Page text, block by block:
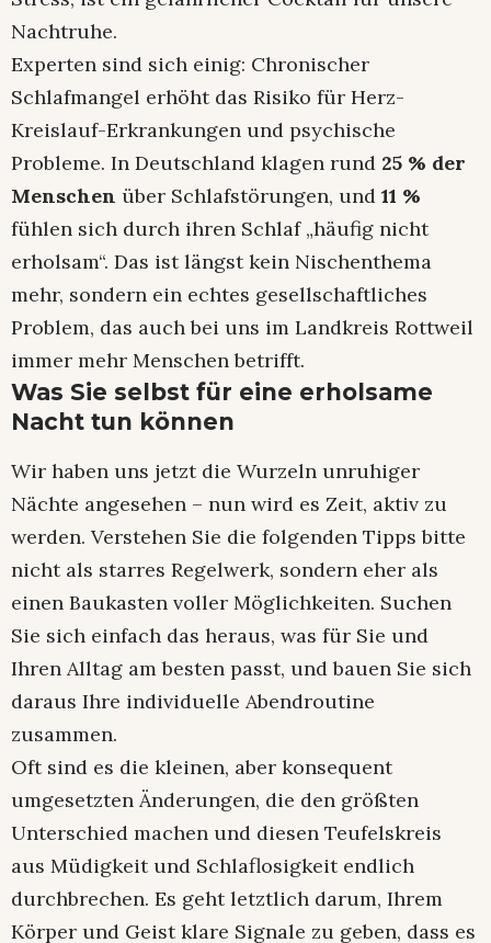
Nachtruhe.
Experten sind sich einig: Chronischer
Schlafmangel erhöht das Risiko für Herz-
Kreislauf-Erkrankungen und psychische
Probleme. In Deutschland klagen rund 25 % der
Menschen über Schlafstörungen, und 11 %
fühlen sich durch ihren Schlaf „häufig nicht
erholsam“. Das ist längst kein Nischenthema
mehr, sondern ein echtes gesellschaftliches
Problem, das auch bei uns im Landkreis Rottweil
immer mehr Menschen betrifft.
Was Sie selbst für eine erholsame
Nacht tun können
Wir haben uns jetzt die Wurzeln unruhiger
Nächte angesehen – nun wird es Zeit, aktiv zu
werden. Verstehen Sie die folgenden Tipps bitte
nicht als starres Regelwerk, sondern eher als
einen Baukasten voller Möglichkeiten. Suchen
Sie sich einfach das heraus, was für Sie und
Ihren Alltag am besten passt, und bauen Sie sich
daraus Ihre individuelle Abendroutine
zusammen.
Oft sind es die kleinen, aber konsequent
umgesetzten Änderungen, die den größten
Unterschied machen und diesen Teufelskreis
aus Müdigkeit und Schlaflosigkeit endlich
durchbrechen. Es geht letztlich darum, Ihrem
Körper und Geist klare Signale zu geben, dass es